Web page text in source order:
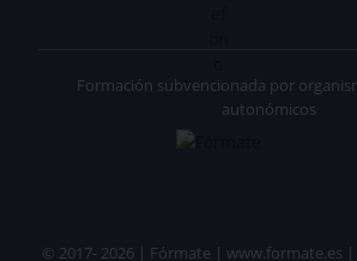
© 2017- 2026 | Fórmate | www.formate.es |
Formación subvencionada por
autonómicos